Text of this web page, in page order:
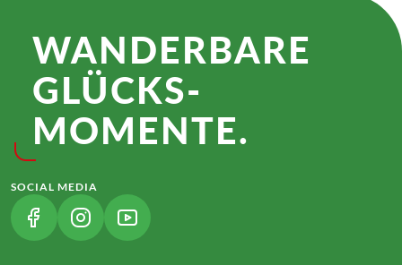
WANDER­BARE
GLÜCKS­
MOMENTE.
SOCIAL MEDIA
(LINK ÖFFNET IN NEUEM TAB)
(LINK ÖFFNET IN NEUEM TAB)
(LINK ÖFFNET IN NEUEM TAB)